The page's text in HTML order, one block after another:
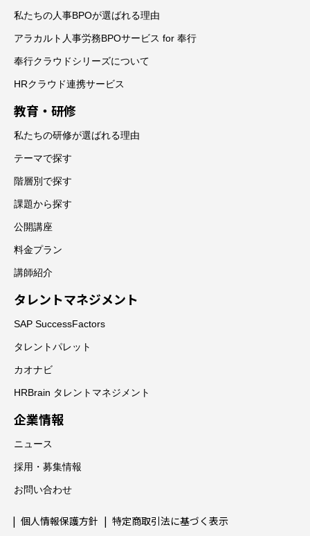
私たちの人事BPOが選ばれる理由
アラカルト人事労務BPOサービス for 奉行
奉行クラウドシリーズについて
HRクラウド連携サービス
教育・研修
私たちの研修が選ばれる理由
テーマで探す
階層別で探す
課題から探す
公開講座
料金プラン
講師紹介
タレントマネジメント
SAP SuccessFactors
タレントパレット
カオナビ
HRBrain タレントマネジメント
企業情報
ニュース
採用・募集情報
お問い合わせ
個人情報保護方針
特定商取引法に基づく表示